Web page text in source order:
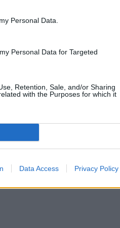
Personal Data.
Personal Data for Targeted
Retention, Sale, and/or Sharing
with the Purposes for which it
Data Access Privacy Policy
Tom Szaky
segít
tenni a
ot